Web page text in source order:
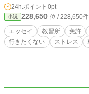
24h.ポイント 0pt
小説 228,650 位 / 228,650件
エッセイ 教習所 免許
行きたくない
ストレス